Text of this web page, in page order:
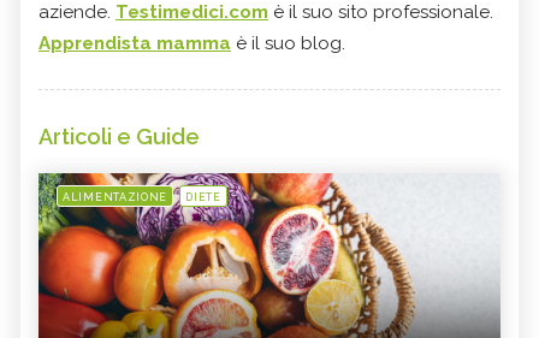
aziende. Testimedici.com è il suo sito professionale.
Apprendista mamma è il suo blog.
Articoli e Guide
ALIMENTAZIONE DIETE